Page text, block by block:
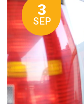
3
SEP